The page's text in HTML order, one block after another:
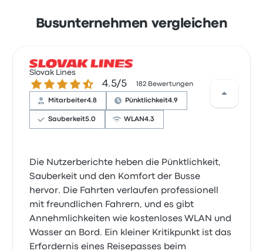
Busunternehmen vergleichen
Slovak Lines
4.5 von 5 Sternen4.5/5 182 Bewertungen
Mitarbeiter4.8 Pünktlichkeit4.9
Sauberkeit5.0 WLAN4.3
Die Nutzerberichte heben die Pünktlichkeit,
Sauberkeit und den Komfort der Busse
hervor. Die Fahrten verlaufen professionell
mit freundlichen Fahrern, und es gibt
Annehmlichkeiten wie kostenloses WLAN und
Wasser an Bord. Ein kleiner Kritikpunkt ist das
Erfordernis eines Reisepasses beim